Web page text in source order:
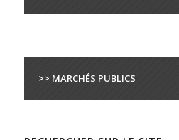
>> MARCHÉS PUBLICS